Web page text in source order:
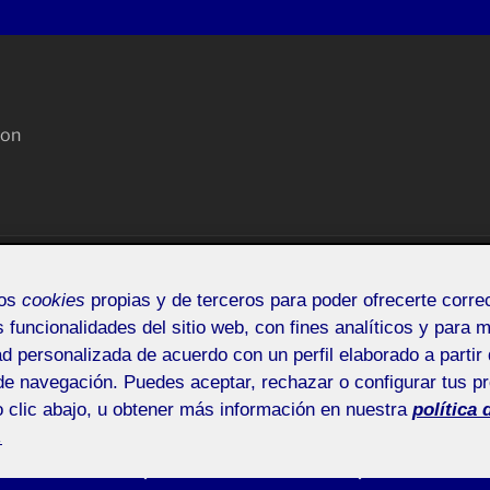
D'UN PROJECTE (PAC3)
cookies propias y de terceros para poder ofrecerte
funcionalidades del sitio web, con fines analíticos y para
personalizada de acuerdo con un perfil elaborado a partir
navegación. Puedes aceptar, rechazar o configurar tus
clic abajo, u obtener más información en nuestra política